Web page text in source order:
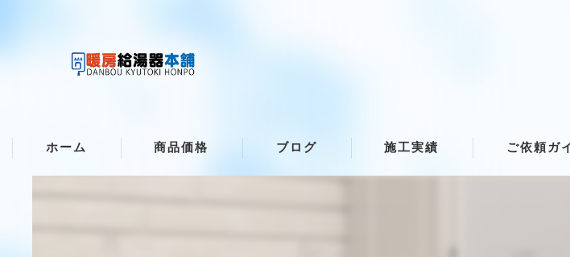
ホーム 商品価格 ブログ 施工実績 ご依頼ガ